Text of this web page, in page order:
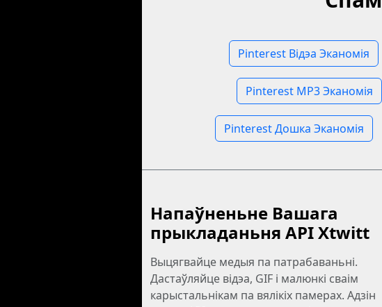
Pinterest Відэа Эканомія
Pinterest MP3 Эканомія
Pinterest Дошка Эканомія
Напаўненьне Вашага
прыкладаньня API Xtwitt
Выцягвайце медыя па патрабаваньні.
Дастаўляйце відэа, GIF і малюнкі сваім
карыстальнікам па вялікіх памерах. Адзін